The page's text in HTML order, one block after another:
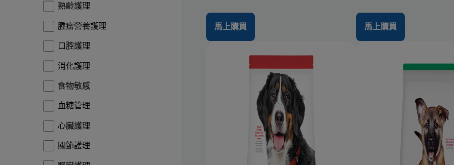
熟齡護理
腫瘤營養護理
口腔護理
消化護理
食物敏感
血糖管理
心臟護理
關節護理
馬上購買 馬上購買